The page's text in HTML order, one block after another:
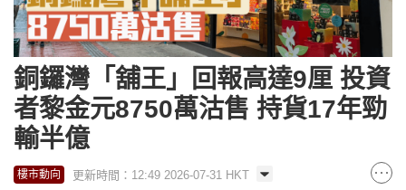
銅鑼灣「舖王」回報高達9厘 投資
者黎金元8750萬沽售 持貨17年勁
輸半億
樓市動向 更新時間：12:49 2026-07-31 HKT